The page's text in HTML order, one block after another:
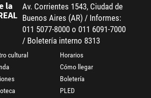
la
Av. Corrientes 1543, Ciudad de
Buenos Aires (AR) / Informes:
011 5077-8000 o 011 6091-7000
/ Boletería interno 8313
cultural
Horarios
Cómo llegar
Boletería
PLED